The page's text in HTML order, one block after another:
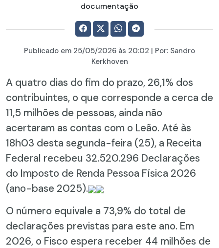
documentação
Publicado em 25/05/2026 às 20:02 | Por: Sandro
Kerkhoven
A quatro dias do fim do prazo, 26,1% dos
contribuintes, o que corresponde a cerca de
11,5 milhões de pessoas, ainda não
acertaram as contas com o Leão. Até às
18h03 desta segunda-feira (25), a Receita
Federal recebeu 32.520.296 Declarações
do Imposto de Renda Pessoa Física 2026
(ano-base 2025).
O número equivale a 73,9% do total de
declarações previstas para este ano. Em
2026, o Fisco espera receber 44 milhões de